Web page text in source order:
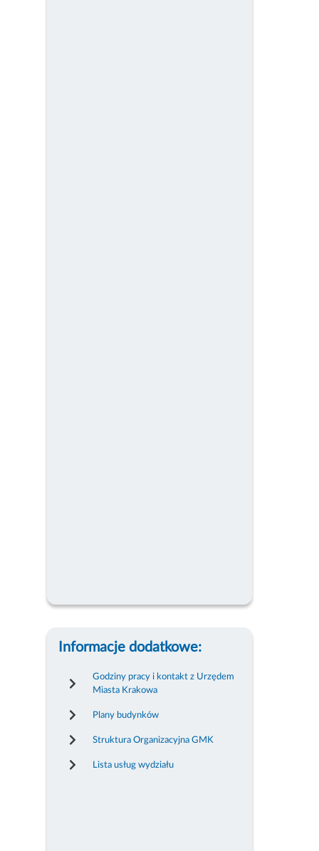
Informacje dodatkowe:
Godziny pracy i kontakt z Urzędem
Miasta Krakowa
Plany budynków
Struktura Organizacyjna GMK
Lista usług wydziału